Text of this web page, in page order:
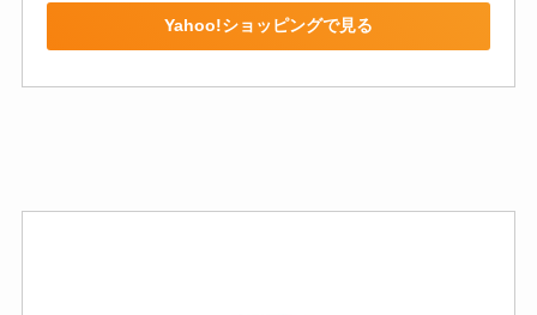
Yahoo!ショッピングで見る